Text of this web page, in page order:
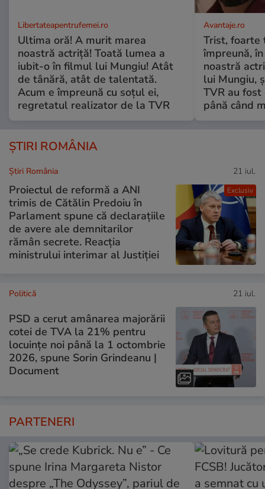
Libertateapentrufemei.ro
Ultima oră! A murit marea
noastră actriță! Toată lumea a
iubit-o în filmul lui Mungiu! Atât
de tânără, atât de talentată.
Acum e împreună cu soțul ei,
regretatul realizator de la TVR
Avantaje.ro
Trist, foarte
împreună,
noastră
lui Mungiu,
TVR au
până când
ȘTIRI ROMÂNIA
Exclusiv
Știri România 21 iul.
Proiectul de reformă a ANI
trimis de Cătălin Predoiu în
Parlament spune că declarațiile
de avere ale demnitarilor
rămân secrete. Reacția
ministrului interimar al Justiției
Politică 21 iul.
PSD a cerut amânarea majorării
cotei de TVA la 21% pentru
locuințe noi până la 1 octombrie
2026, spune Sorin Grindeanu |
Document
PARTENERI